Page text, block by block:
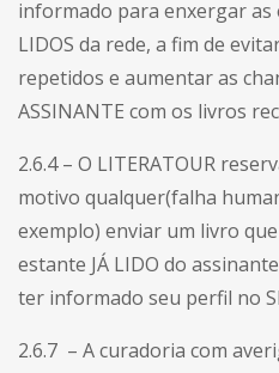
informado para enxergar as
LIDOS da rede, a fim de
repetidos e aumentar as
ASSINANTE com os livros
2.6.4 – O LITERATOUR
motivo qualquer(falha
exemplo) enviar um livro
estante JÁ LIDO do
ter informado seu perfil no
2.6.7 – A curadoria com